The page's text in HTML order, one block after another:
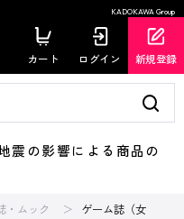
KADOKAWA Group
カート ログイン 新規登録
の影響による商品の
・ムック
ゲーム誌（女